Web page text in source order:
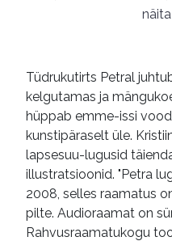
heliraamatud
Tüdrukutirts Petral
kelgutamas ja
hüppab emme-issi
kunstipäraselt üle.
lapsesuu-lugusid
illustratsioonid. "Petra
2008, selles raamatus
pilte. Audioraamat on
Rahvusraamatukogu